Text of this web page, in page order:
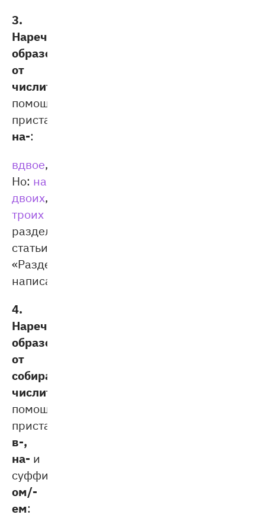
3.
Наречия,
образованные
от
числительных
помощью
приставок
на-:
вдвое,
Но: на
двоих,
троих
раздел
статьи
«Раздельное
написание»).
4.
Наречия,
образованные
от
собирательных
числительных
помощью
приставок
в-,
на- и
суффикса
ом/-
ем: